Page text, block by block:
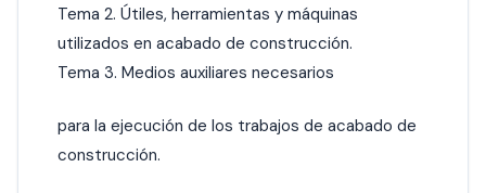
Tema 2. Útiles, herramientas y máquinas
utilizados en acabado de construcción.
Tema 3. Medios auxiliares necesarios
para la ejecución de los trabajos de acabado de
construcción.